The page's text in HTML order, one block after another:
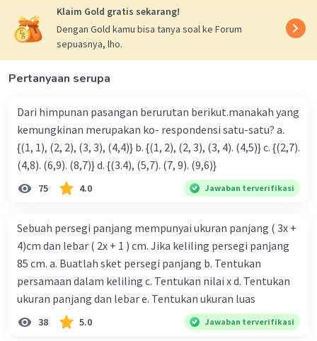
Klaim Gold gratis sekarang!
Dengan Gold kamu bisa tanya soal ke Forum
sepuasnya, lho.
Pertanyaan serupa
Dari himpunan pasangan berurutan berikut.manakah yang
kemungkinan merupakan ko- respondensi satu-satu? a.
{(1, 1), (2, 2), (3, 3), (4,4)} b. {(1, 2), (2, 3), (3, 4). (4,5)} c. {(2,7).
(4,8). (6,9). (8,7)} d. {(3.4), (5,7). (7, 9). (9,6)}
75 4.0 Jawaban terverifikasi
Sebuah persegi panjang mempunyai ukuran panjang ( 3x +
4)cm dan lebar ( 2x + 1 ) cm. Jika keliling persegi panjang
85 cm. a. Buatlah sket persegi panjang b. Tentukan
persamaan dalam keliling c. Tentukan nilai x d. Tentukan
ukuran panjang dan lebar e. Tentukan ukuran luas
38 5.0 Jawaban terverifikasi